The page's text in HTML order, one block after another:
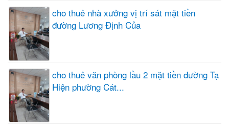
cho thuê nhà xưởng vị trí sát mặt tiền
đường Lương Định Của
cho thuê văn phòng lầu 2 mặt tiền đường Tạ
Hiện phường Cát...